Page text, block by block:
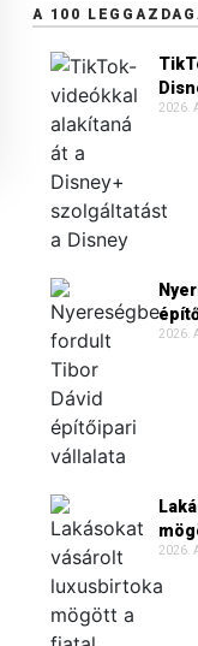
A 100
2026.
2026.
2026.